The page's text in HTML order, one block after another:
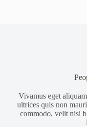
Vivamus eget
ultrices quis non
commodo, velit nisi